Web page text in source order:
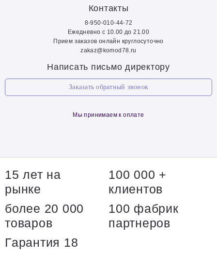
Контакты
8-950-010-44-72
Ежедневно с 10.00 до 21.00
Прием заказов онлайн круглосуточно
zakaz@komod78.ru
Написать письмо директору
Заказать обратный звонок
Мы принимаем к оплате
15 лет на
рынке
100 000 +
клиентов
более 20 000
товаров
100 фабрик
партнеров
Гарантия 18